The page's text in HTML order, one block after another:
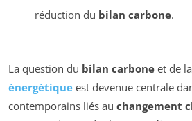
réduction du bilan carbone.
La question du bilan carbone et de la
énergétique est devenue centrale
contemporains liés au changement